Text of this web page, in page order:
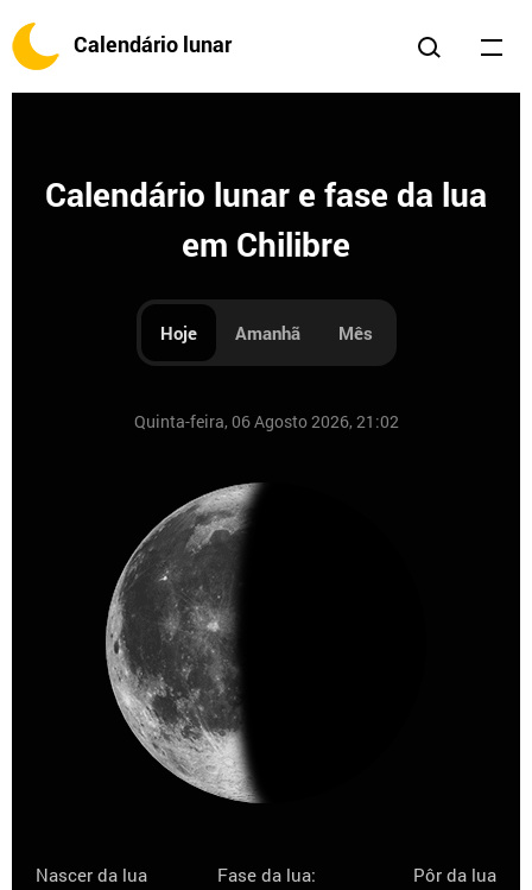
Calendário lunar
Calendário lunar e fase da lua
em Chilibre
Hoje Amanhã Mês
Quinta-feira, 06 Agosto 2026, 21:02
Nascer da lua Fase da lua: Pôr da lua